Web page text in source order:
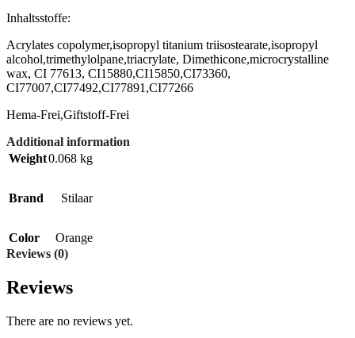
Inhaltsstoffe:
Acrylates copolymer,isopropyl titanium triisostearate,isopropyl
alcohol,trimethylolpane,triacrylate, Dimethicone,microcrystalline
wax, CI 77613, CI15880,CI15850,CI73360,
CI77007,CI77492,CI77891,CI77266
Hema-Frei,Giftstoff-Frei
Additional information
Weight0.068 kg
Brand Stilaar
Color
Orange
Reviews (0)
Reviews
There are no reviews yet.